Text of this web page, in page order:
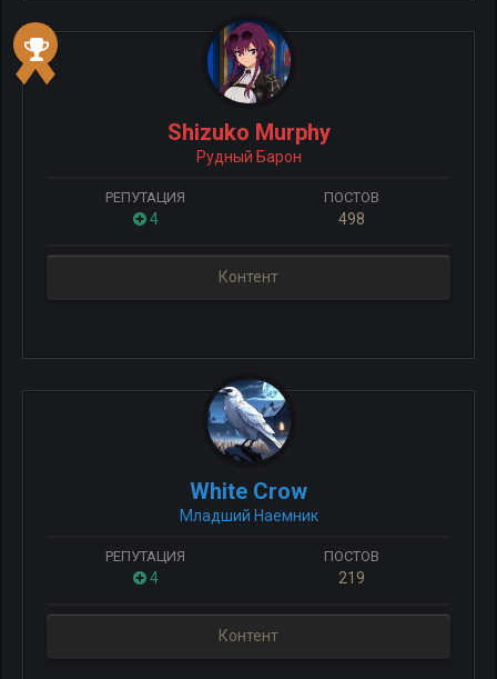
Shizuko Murphy
Рудный Барон
РЕПУТАЦИЯ
4
ПОСТОВ
498
Контент
White Crow
Младший Наемник
РЕПУТАЦИЯ
4
ПОСТОВ
219
Контент